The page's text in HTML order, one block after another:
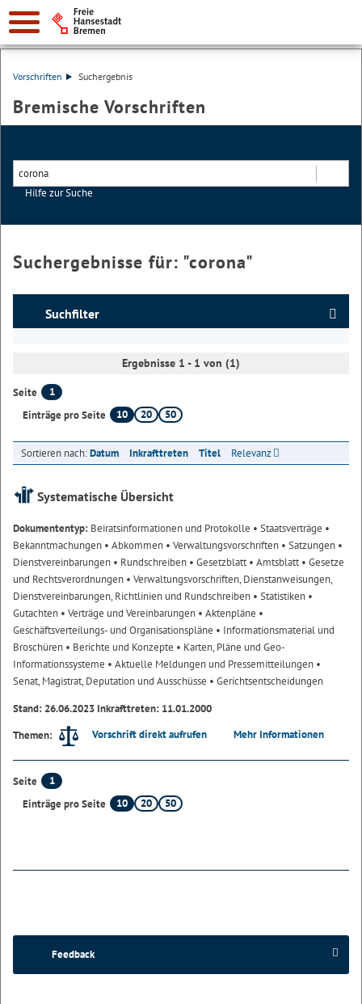
Vorschriften Suchergebnis
Bremische Vorschriften
Hilfe zur Suche
Suchergebnisse für: "corona"
Suchfilter
Ergebnisse 1 - 1 von (1)
Seite
1
Einträge pro Seite
10 20 50
Sortieren nach:Datum Inkrafttreten Titel Relevanz
Systematische Übersicht
Dokumententyp: Beiratsinformationen und Protokolle • Staatsverträge •
Bekanntmachungen • Abkommen • Verwaltungsvorschriften • Satzungen •
Dienstvereinbarungen • Rundschreiben • Gesetzblatt• Amtsblatt• Gesetze
und Rechtsverordnungen • Verwaltungsvorschriften, Dienstanweisungen,
Dienstvereinbarungen, Richtlinien und Rundschreiben • Statistiken •
Gutachten • Verträge und Vereinbarungen • Aktenpläne •
Geschäftsverteilungs- und Organisationspläne • Informationsmaterial und
Broschüren • Berichte und Konzepte • Karten, Pläne und Geo-
Informationssysteme • Aktuelle Meldungen und Pressemitteilungen •
Senat, Magistrat, Deputation und Ausschüsse • Gerichtsentscheidungen
Stand: 26.06.2023 Inkrafttreten: 11.01.2000
Themen:
Vorschrift direkt aufrufen Mehr Informationen
Seite
1
Einträge pro Seite
10 20 50
Feedback